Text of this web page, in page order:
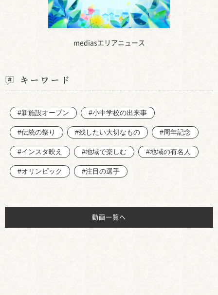
mediasエリアニュース
キーワード
#新施設オープン #小中学校の出来事
#伝統の祭り #残したい大切なもの #周年記念
#インスタ映え #地域で楽しむ #地域の有名人
#オリンピック #注目の選手
動画一覧へ